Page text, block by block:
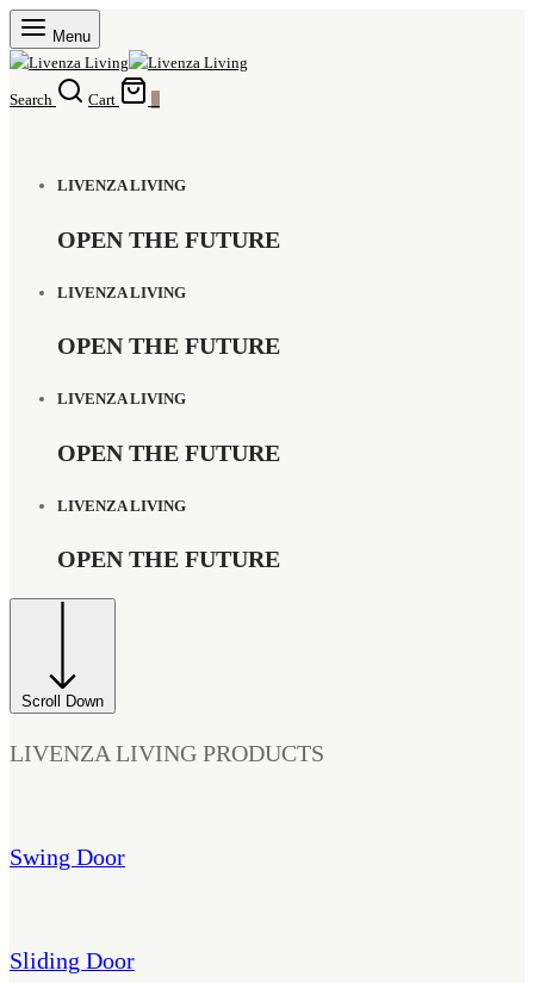
Menu
Search Cart
LIVENZA LIVING
OPEN THE FUTURE
LIVENZA LIVING
OPEN THE FUTURE
LIVENZA LIVING
OPEN THE FUTURE
LIVENZA LIVING
OPEN THE FUTURE
Scroll Down
LIVENZA LIVING PRODUCTS
Swing Door
Sliding Door